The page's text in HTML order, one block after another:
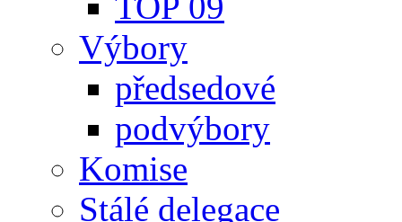
Výbory
předsedové
podvýbory
Komise
Stálé delegace